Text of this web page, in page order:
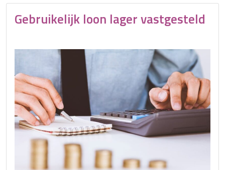
Gebruikelijk loon lager vastgesteld